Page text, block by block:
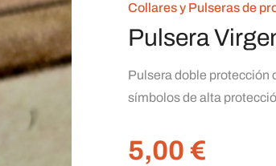
Collares y Pulseras de
Pulsera
Pulsera doble protección
símbolos de alta
5,00 €